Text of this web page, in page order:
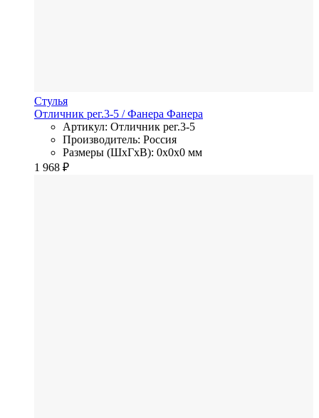
Стулья
Отличник рег.3-5 / Фанера Фанера
Артикул: Отличник рег.3-5
Производитель: Россия
Размеры (ШхГхВ): 0x0x0 мм
1 968 ₽